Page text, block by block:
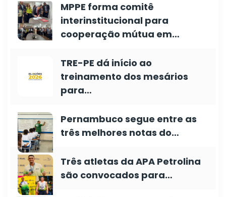
MPPE forma comitê
interinstitucional para
cooperação mútua em…
TRE-PE dá início ao
treinamento dos mesários
para…
Pernambuco segue entre as
três melhores notas do…
Três atletas da APA Petrolina
são convocados para…